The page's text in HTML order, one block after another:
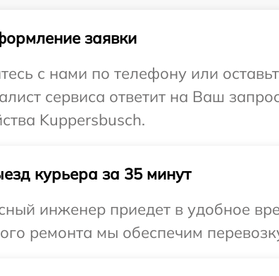
заявки
с нами по телефону или
сервиса ответит на Ваш
Kuppersbusch.
курьера за 35 минут
инженер приедет в удобное
ремонта мы обеспечим